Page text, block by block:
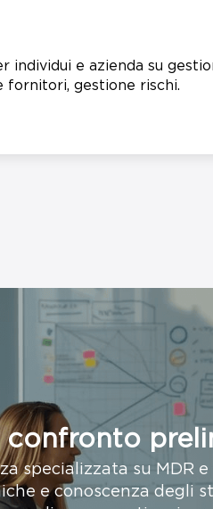
individui e azienda su
fornitori, gestione rischi.
confronto
specializzata su MDR
e conoscenza degli